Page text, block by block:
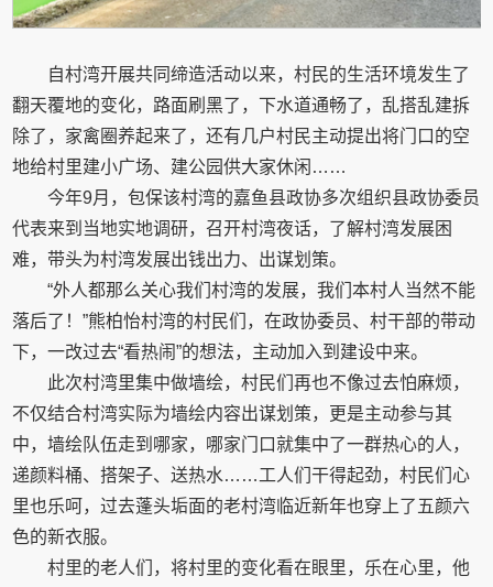
自村湾开展共同缔造活动以来，村民的生活环境发生了
翻天覆地的变化，路面刷黑了，下水道通畅了，乱搭乱建拆
除了，家禽圈养起来了，还有几户村民主动提出将门口的空
地给村里建小广场、建公园供大家休闲……
今年9月，包保该村湾的嘉鱼县政协多次组织县政协委员
代表来到当地实地调研，召开村湾夜话，了解村湾发展困
难，带头为村湾发展出钱出力、出谋划策。
“外人都那么关心我们村湾的发展，我们本村人当然不能
落后了！”熊柏怡村湾的村民们，在政协委员、村干部的带动
下，一改过去“看热闹”的想法，主动加入到建设中来。
此次村湾里集中做墙绘，村民们再也不像过去怕麻烦，
不仅结合村湾实际为墙绘内容出谋划策，更是主动参与其
中，墙绘队伍走到哪家，哪家门口就集中了一群热心的人，
递颜料桶、搭架子、送热水……工人们干得起劲，村民们心
里也乐呵，过去蓬头垢面的老村湾临近新年也穿上了五颜六
色的新衣服。
村里的老人们，将村里的变化看在眼里，乐在心里，他